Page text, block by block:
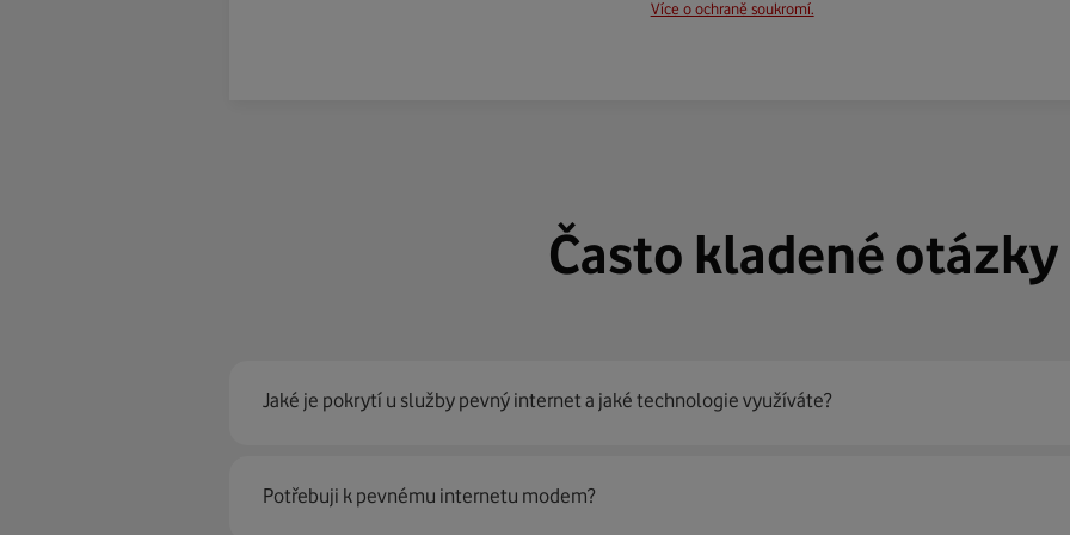
Více o ochraně soukromí.
Často kladené otázky
Jaké je pokrytí u služby pevný internet a jaké technologie využíváte?
Pevný internet můžeme nabídnout99 % českých domácností
prostřednictvím několika
Potřebuji k pevnému internetu modem?